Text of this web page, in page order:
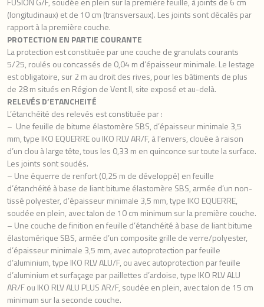
(longitudinaux) et de 10 cm (transversaux). Les joints sont décalés par
rapport à la première couche.
PROTECTION EN PARTIE COURANTE
La protection est constituée par une couche de granulats courants
5/25, roulés ou concassés de 0,04 m d’épaisseur minimale. Le lestage
est obligatoire, sur 2 m au droit des rives, pour les bâtiments de plus
de 28 m situés en Région de Vent II, site exposé et au-delà.
RELEVÉS D’ETANCHEITÉ
L’étanchéité des relevés est constituée par :
– Une feuille de bitume élastomère SBS, d’épaisseur minimale 3,5
mm, type IKO EQUERRE ou IKO RLV AR/F, à l’envers, clouée à raison
d’un clou à large tête, tous les 0,33 m en quinconce sur toute la surface.
Les joints sont soudés.
– Une équerre de renfort (0,25 m de développé) en feuille
d’étanchéité à base de liant bitume élastomère SBS, armée d’un non-
tissé polyester, d’épaisseur minimale 3,5 mm, type IKO EQUERRE,
soudée en plein, avec talon de 10 cm minimum sur la première couche.
– Une couche de finition en feuille d’étanchéité à base de liant bitume
élastomérique SBS, armée d’un composite grille de verre/polyester,
d’épaisseur minimale 3,5 mm, avec autoprotection par feuille
d’aluminium, type IKO RLV ALU/F, ou avec autoprotection par feuille
d’aluminium et surfaçage par paillettes d’ardoise, type IKO RLV ALU
AR/F ou IKO RLV ALU PLUS AR/F, soudée en plein, avec talon de 15 cm
minimum sur la seconde couche.